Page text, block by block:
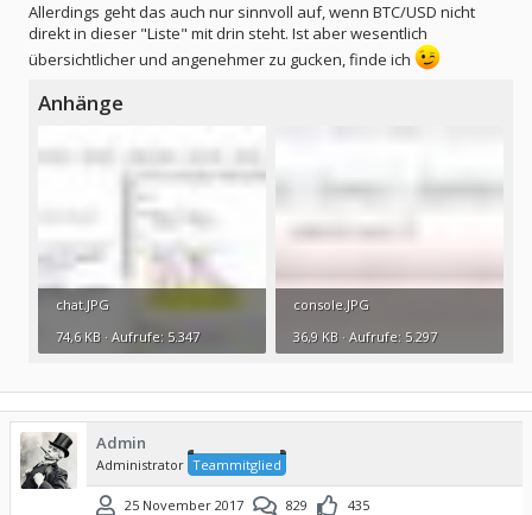
Allerdings geht das auch nur sinnvoll auf, wenn BTC/USD nicht
direkt in dieser "Liste" mit drin steht. Ist aber wesentlich
übersichtlicher und angenehmer zu gucken, finde ich
Anhänge
chat.JPG
74,6 KB · Aufrufe: 5.347
console.JPG
36,9 KB · Aufrufe: 5.297
Admin
Administrator Teammitglied
25 November 2017 829 435